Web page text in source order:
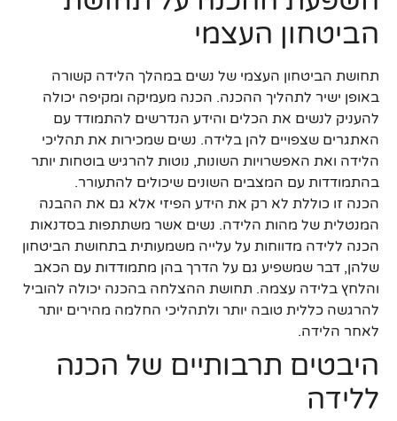
הביטחון העצמי
תחושת הביטחון העצמי של נשים במהלך הלידה קשורה
באופן ישיר לתהליך ההכנה. הכנה מעמיקה ומקיפה יכולה
להעניק לנשים את הכלים והידע הנדרשים להתמודד עם
האתגרים שצפויים להן בלידה. נשים שמכירות את תהליכי
הלידה ואת האפשרויות השונות, נוטות להרגיש בוטחות יותר
בהתמודדות עם המצבים השונים שיכולים להתעורר.
הכנה זו כוללת לא רק את הידע הפיזי אלא גם את ההבנה
המנטלית של מהות הלידה. נשים אשר משתתפות בסדנאות
הכנה ללידה מדווחות על עלייה משמעותית בתחושת הביטחון
שלהן, דבר שמשפיע גם על הדרך בהן מתמודדות עם הכאב
והלחץ בלידה עצמה. תחושת ההצלחה בהכנה יכולה להוביל
להרגשה כללית טובה יותר ולתהליכי החלמה מהירים יותר
לאחר הלידה.
היבטים תרבותיים של הכנה
ללידה